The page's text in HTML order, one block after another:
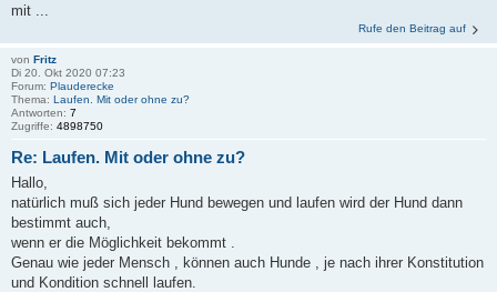
mit ...
Rufe den Beitrag auf
von Fritz
Di 20. Okt 2020 07:23
Forum: Plauderecke
Thema: Laufen. Mit oder ohne zu?
Antworten: 7
Zugriffe: 4898750
Re: Laufen. Mit oder ohne zu?
Hallo,
natürlich muß sich jeder Hund bewegen und laufen wird der Hund dann
bestimmt auch,
wenn er die Möglichkeit bekommt .
Genau wie jeder Mensch , können auch Hunde , je nach ihrer Konstitution
und Kondition schnell laufen.